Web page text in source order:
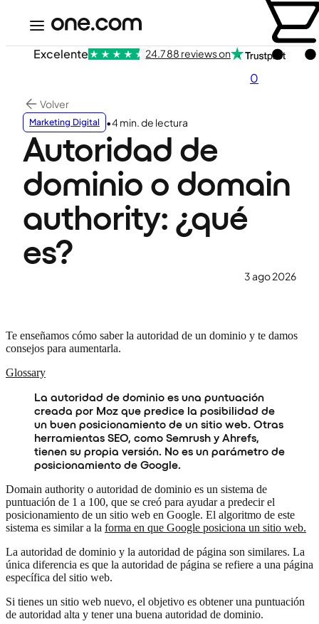
0
Excelente 24.788 reviews on
Volver
Marketing Digital •4 min. de lectura
Autoridad de
dominio o domain
authority: ¿qué
es?
3 ago 2026
Te enseñamos cómo saber la autoridad de un dominio y te damos
consejos para aumentarla.
Glossary
La autoridad de dominio es una puntuación
creada por Moz que predice la posibilidad de
un buen posicionamiento de un sitio web. Otras
herramientas SEO, como Semrush y Ahrefs,
tienen su propia versión. No es un parámetro de
posicionamiento de Google.
Domain authority o autoridad de dominio es un sistema de
puntuación de 1 a 100, que se creó para ayudar a predecir el
posicionamiento de un sitio web en Google. El algoritmo de este
sistema es similar a la forma en que Google posiciona un sitio web.
La autoridad de dominio y la autoridad de página son similares. La
única diferencia es que la autoridad de página se refiere a una página
específica del sitio web.
Si tienes un sitio web nuevo, el objetivo es obtener una puntuación
de autoridad alta y tener una buena autoridad de dominio.